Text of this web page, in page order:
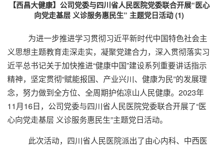
【西昌大健康】公司党委与四川省人民医院党委联合开展“医心
向党走基层 义诊服务惠民生” 主题党日活动 (1)
为进一步推进学习贯彻习近平新时代中国特色社会主
义思想主题教育走深走实，凝聚党建合力，深入贯彻落实习
近平总书记关于加快推进“健康中国”建设系列重要讲话指示
精神，坚定贯彻“赋能报国、产业兴川、健康为民”的发展理
念，努力做到全方位、全周期护佑凉山人民健康。 2023年
11月16日， 公司党委与四川省人民医院党委联合开展了“医
心向党走基层 义诊服务惠民生”主题党日活动。
此次活动，四川省人民医院派出了由心内科、中西医